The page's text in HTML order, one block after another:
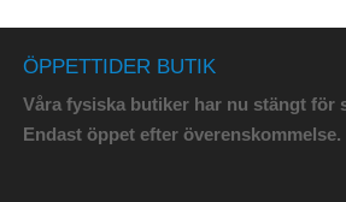
ÖPPETTIDER BUTIK
Våra fysiska butiker har nu stängt för
Endast öppet efter överenskommelse.